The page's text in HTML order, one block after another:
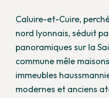
Caluire-et-Cuire,
nord lyonnais, séduit
panoramiques sur la
commune mêle
immeubles
modernes et anciens